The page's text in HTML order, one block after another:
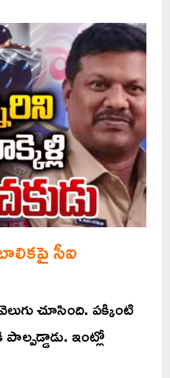
సీఐ
చూసింది. పక్కింటి
ఇంట్లో